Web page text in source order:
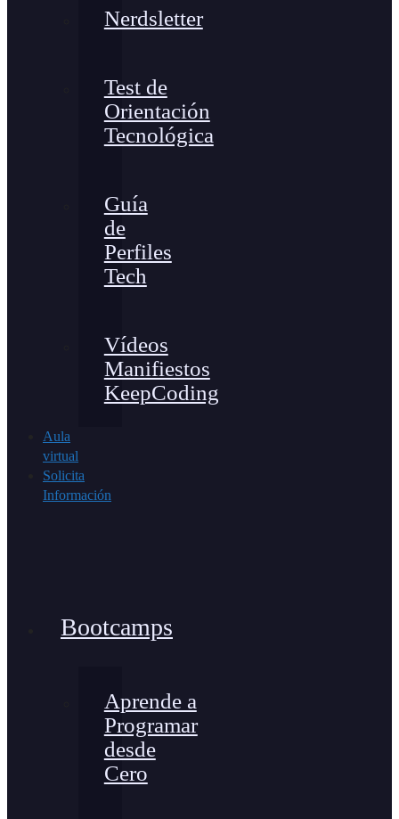
Nerdsletter
Test de
Orientación
Tecnológica
Guía
de
Perfiles
Tech
Vídeos
Manifiestos
KeepCoding
Aula
virtual
Solicita
Información
Bootcamps
Aprende a
Programar
desde
Cero